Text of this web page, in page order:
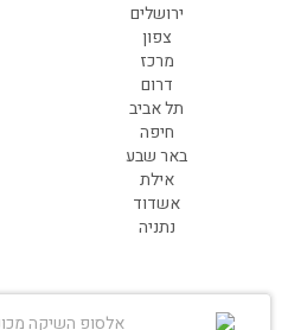
ירושלים
צפון
מרכז
דרום
תל אביב
חיפה
באר שבע
אילת
אשדוד
נתניה